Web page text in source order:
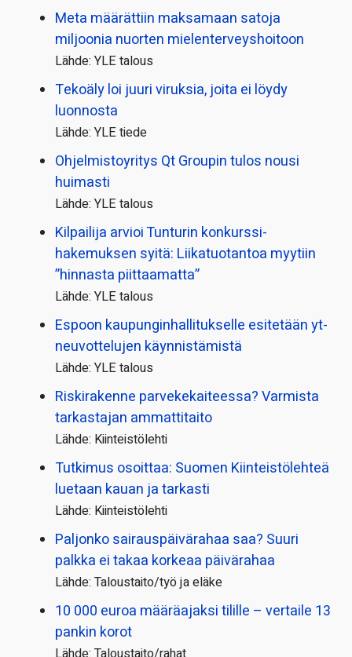
Meta määrättiin maksamaan satoja
miljoonia nuorten mielenterveyshoitoon
Lähde: YLE talous
Tekoäly loi juuri viruksia, joita ei löydy
luonnosta
Lähde: YLE tiede
Ohjelmistoyritys Qt Groupin tulos nousi
huimasti
Lähde: YLE talous
Kilpailija arvioi Tunturin konkurssi­
hakemuksen syitä: Liikatuotantoa myytiin
”hinnasta piittaamatta”
Lähde: YLE talous
Espoon kaupungin­hallitukselle esitetään yt-
neuvottelujen käynnistämistä
Lähde: YLE talous
Riskirakenne parvekekaiteessa? Varmista
tarkastajan ammattitaito
Lähde: Kiinteistölehti
Tutkimus osoittaa: Suomen Kiinteistölehteä
luetaan kauan ja tarkasti
Lähde: Kiinteistölehti
Paljonko sairauspäivä­rahaa saa? Suuri
palkka ei takaa korkeaa päivärahaa
Lähde: Taloustaito/työ ja eläke
10 000 euroa määräajaksi tilille – vertaile 13
pankin korot